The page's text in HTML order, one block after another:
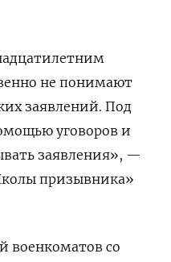
не понимают
заявлений. Под
уговоров и
заявления», —
призывника»
военкоматов со